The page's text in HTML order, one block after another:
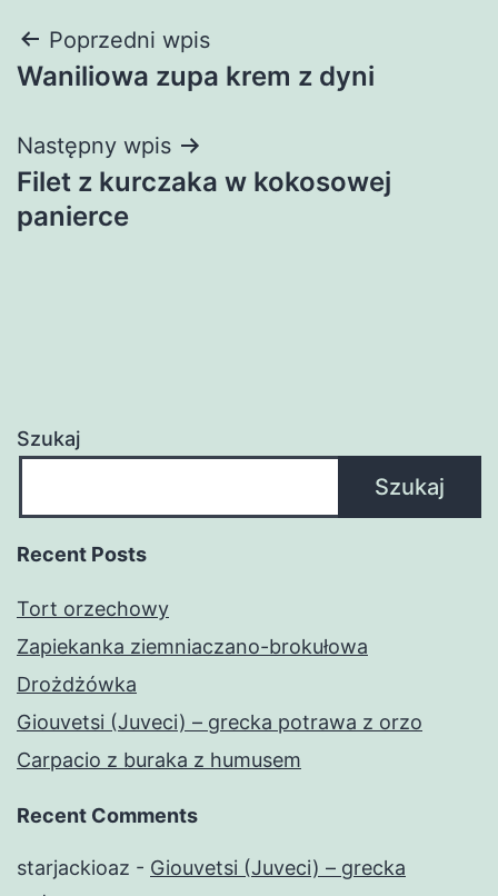
Nawigacja
wpisu
Poprzedni wpis
Waniliowa zupa krem z dyni
Następny wpis
Filet z kurczaka w kokosowej
panierce
Szukaj
Szukaj
Recent Posts
Tort orzechowy
Zapiekanka ziemniaczano-brokułowa
Drożdżówka
Giouvetsi (Juveci) – grecka potrawa z orzo
Carpacio z buraka z humusem
Recent Comments
starjackioaz - Giouvetsi (Juveci) – grecka